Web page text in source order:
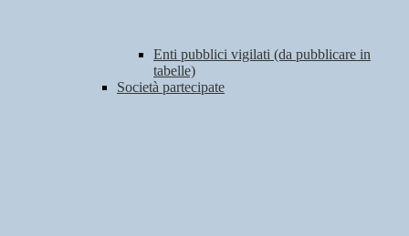
Enti pubblici vigilati (da pubblicare in
tabelle)
Società partecipate